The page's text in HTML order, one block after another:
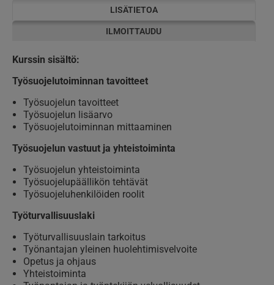
LISÄTIETOA
ILMOITTAUDU
Kurssin sisältö:
Työsuojelutoiminnan tavoitteet
Työsuojelun tavoitteet
Työsuojelun lisäarvo
Työsuojelutoiminnan mittaaminen
Työsuojelun vastuut ja yhteistoiminta
Työsuojelun yhteistoiminta
Työsuojelupäällikön tehtävät
Työsuojeluhenkilöiden roolit
Työturvallisuuslaki
Työturvallisuuslain tarkoitus
Työnantajan yleinen huolehtimisvelvoite
Opetus ja ohjaus
Yhteistoiminta